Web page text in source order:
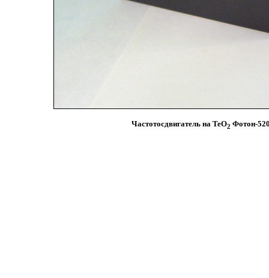
Частотосдвигатель на TeO2 Фотон-